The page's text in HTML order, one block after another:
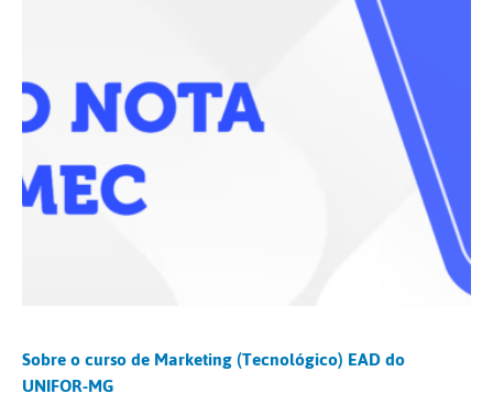
Sobre o curso de Marketing (Tecnológico) EAD do
UNIFOR-MG